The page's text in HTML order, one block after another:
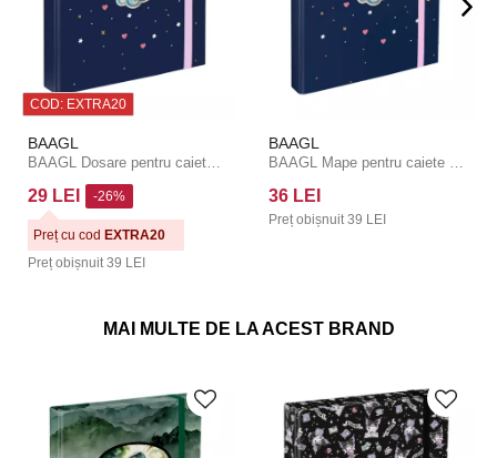
COD: EXTRA20
BAAGL
29 LEI
Preț obișnuit 39 LEI
-26%
Preț cu cod EXTRA20
BAAGL
36 LEI
Preț obișnuit 39 LEI
MAI MULTE DE LA ACEST BRAND